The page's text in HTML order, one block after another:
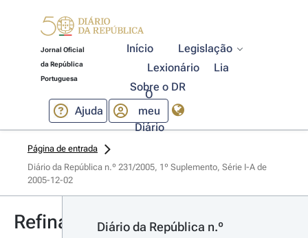
Jornal Oficial
da República
Portuguesa
Início
Legislação
Lexionário
Lia
Sobre o DR
Ajuda
O
meu
Diário
Página de entrada
Diário da República n.º 231/2005, 1º Suplemento, Série I-A de
2005-12-02
Refinar
Diário da República n.º